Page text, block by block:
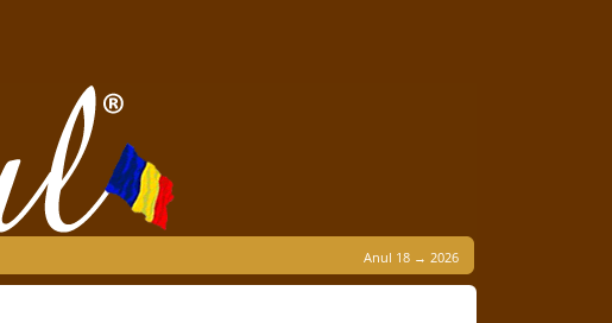
Anul 18 → 2026